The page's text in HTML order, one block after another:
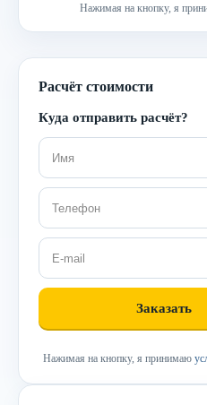
Нажимая на кнопку, я
Расчёт стоимости
Куда отправить расчёт?
Нажимая на кнопку, я принимаю